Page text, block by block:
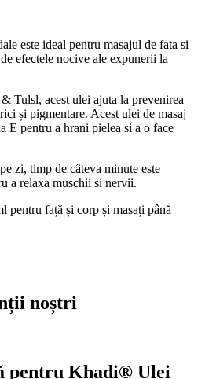
este ideal pentru masajul de fata si
efectele nocive ale expunerii la
Tulsl, acest ulei ajuta la prevenirea
și pigmentare. Acest ulei de masaj
E pentru a hrani pielea si a o face
zi, timp de câteva minute este
a relaxa muschii si nervii.
pentru față și corp și masați până
noștri
pentru Khadi® Ulei